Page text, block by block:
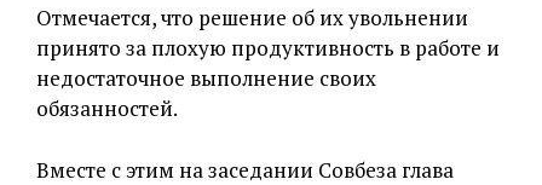
Отмечается, что решение об их увольнении
принято за плохую продуктивность в работе и
недостаточное выполнение своих
обязанностей.
Вместе с этим на заседании Совбеза глава